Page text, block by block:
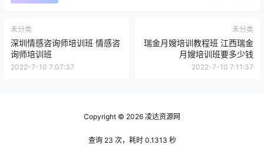
未分类
深圳情感咨询师培训班 情感咨
询师培训班
2022-7-10 7:07:37
未分类
瑞金月嫂培训教程班 江西瑞金
月嫂培训班要多少钱
2022-7-10 7:11:37
Copyright © 2026 凌达资源网
查询 23 次，耗时 0.1313 秒